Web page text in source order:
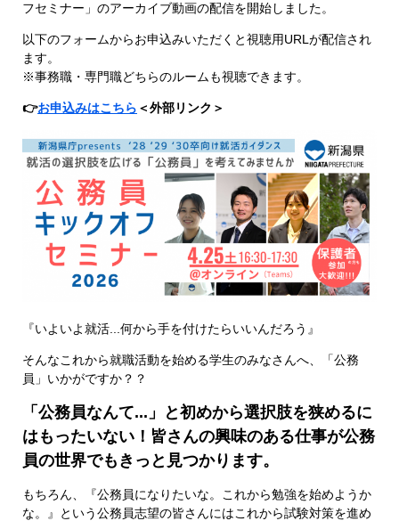
フセミナー」のアーカイブ動画の配信を開始しました。
以下のフォームからお申込みいただくと視聴用URLが配信され
ます。
※事務職・専門職どちらのルームも視聴できます。
👉お申込みはこちら ＜外部リンク＞
『いよいよ就活...何から手を付けたらいいんだろう』
そんなこれから就職活動を始める学生のみなさんへ、「公務
員」いかがですか？？
「公務員なんて...」と初めから選択肢を狭めるに
はもったいない！皆さんの興味のある仕事が公務
員の世界でもきっと見つかります。
もちろん、『公務員になりたいな。これから勉強を始めようか
な。』という公務員志望の皆さんにはこれから試験対策を進め